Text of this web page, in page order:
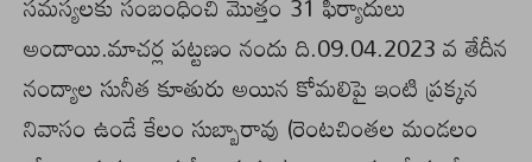
అందాయి.మాచర్ల పట్టణం నందు ది.09.04.2023 వ తేదీన
నంద్యాల సునీత కూతురు అయిన కోమలిపై ఇంటి ప్రక్కన
నివాసం ఉండే కేలం సుబ్బారావు (రెంటచింతల మండలం